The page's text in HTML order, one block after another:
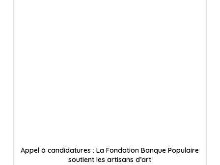
Appel à candidatures : La Fondation Banque Populaire
soutient les artisans d’art